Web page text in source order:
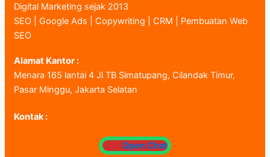
Digital Marketing sejak 2013
SEO | Google Ads | Copywriting | CRM | Pembuatan Web
SEO
Alamat Kantor :
Menara 165 lantai 4 Jl TB Simatupang, Cilandak Timur,
Pasar Minggu, Jakarta Selatan
Kontak :
Open Chat